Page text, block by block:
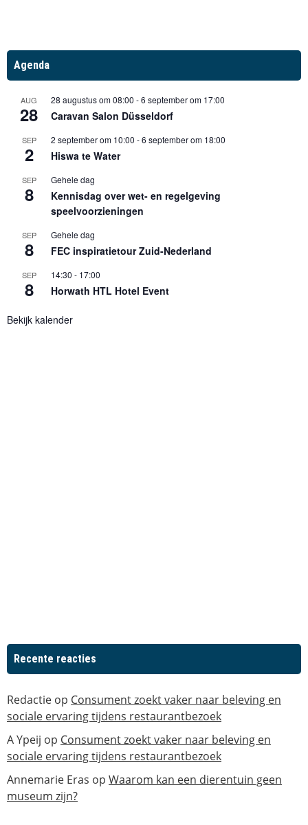
Agenda
AUG
28
28 augustus om 08:00 -6 september om 17:00
Caravan Salon Düsseldorf
SEP
2
2 september om 10:00 -6 september om 18:00
Hiswa te Water
SEP
8
Gehele dag
Kennisdag over wet- en regelgeving
speelvoorzieningen
SEP
8
Gehele dag
FEC inspiratietour Zuid-Nederland
SEP
8
14:30 - 17:00
Horwath HTL Hotel Event
Bekijk kalender
Recente reacties
Redactie op Consument zoekt vaker naar beleving en
sociale ervaring tijdens restaurantbezoek
A Ypeij op Consument zoekt vaker naar beleving en
sociale ervaring tijdens restaurantbezoek
Annemarie Eras op Waarom kan een dierentuin geen
museum zijn?